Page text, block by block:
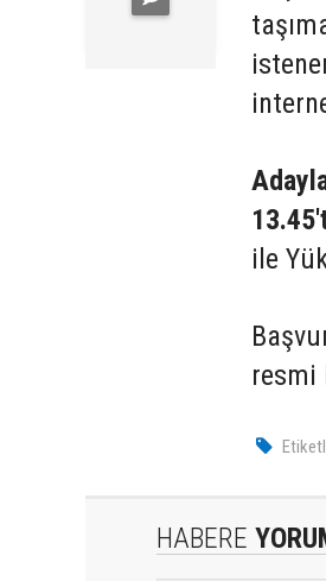
ile
resmi
HABERE